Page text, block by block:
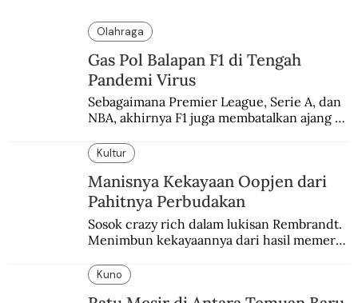
Olahraga
Gas Pol Balapan F1 di Tengah
Pandemi Virus
Sebagaimana Premier League, Serie A, dan
NBA, akhirnya F1 juga membatalkan ajang
enam dekade lampau.
Kultur
Manisnya Kekayaan Oopjen dari
Pahitnya Perbudakan
Sosok crazy rich dalam lukisan Rembrandt.
Menimbun kekayaannya dari hasil memeras
Kuno